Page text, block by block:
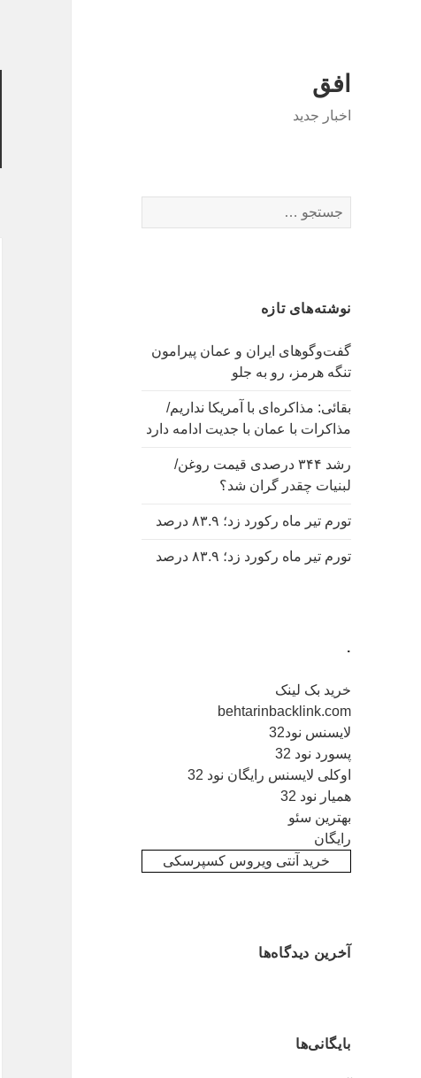
افق
اخبار جدید
برای:
نوشته‌های تازه
گفت‌وگوهای ایران و عمان پیرامون
تنگه هرمز، رو به جلو
بقائی: مذاکره‌ای با آمریکا نداریم/
مذاکرات با عمان با جدیت ادامه دارد
رشد ۳۴۴ درصدی قیمت روغن/
لبنیات چقدر گران شد؟
تورم تیر ماه رکورد زد؛ ۸۳.۹ درصد
تورم تیر ماه رکورد زد؛ ۸۳.۹ درصد
.
خرید بک لینک
behtarinbacklink.com
لایسنس نود32
پسورد نود 32
اوکلی لایسنس رایگان نود 32
همیار نود 32
بهترین سئو
رایگان
خرید آنتی ویروس کسپرسکی
آخرین دیدگاه‌ها
بایگانی‌ها